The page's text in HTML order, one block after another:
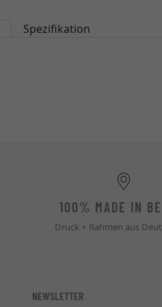
Spezifikation
100% MADE IN
Druck + Rahmen aus
NEWSLETTER